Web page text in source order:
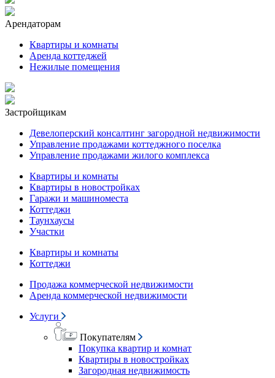
Арендаторам
Квартиры и комнаты
Аренда коттеджей
Нежилые помещения
Застройщикам
Девелоперский консалтинг загородной недвижимости
Управление продажами коттеджного поселка
Управление продажами жилого комплекса
Квартиры и комнаты
Квартиры в новостройках
Гаражи и машиноместа
Коттеджи
Таунхаусы
Участки
Квартиры и комнаты
Коттеджи
Продажа коммерческой недвижимости
Аренда коммерческой недвижимости
Услуги
Покупателям
Покупка квартир и комнат
Квартиры в новостройках
Загородная недвижимость